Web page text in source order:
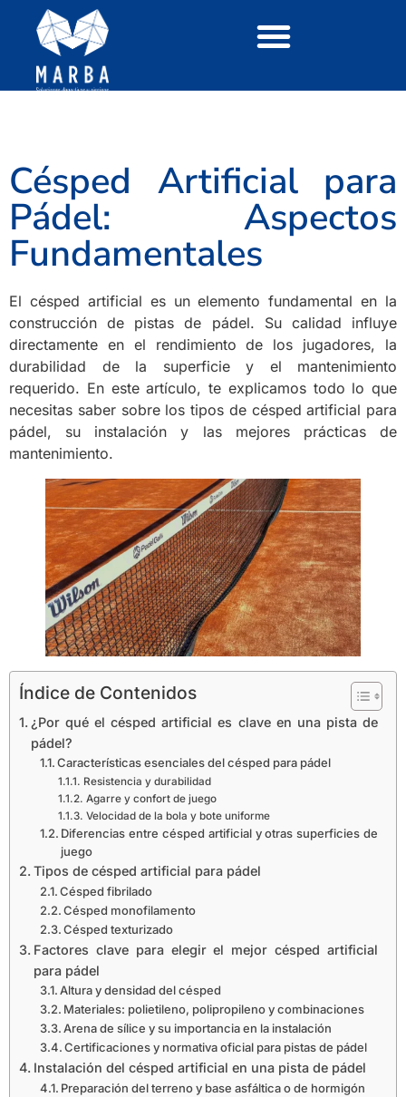
Césped Artificial para
Pádel: Aspectos
Fundamentales
El césped artificial es un elemento fundamental en la
construcción de pistas de pádel. Su calidad influye
directamente en el rendimiento de los jugadores, la
durabilidad de la superficie y el mantenimiento
requerido. En este artículo, te explicamos todo lo que
necesitas saber sobre los tipos de césped artificial para
pádel, su instalación y las mejores prácticas de
mantenimiento.
Índice de Contenidos
¿Por qué el césped artificial es clave en una pista de
pádel?
Características esenciales del césped para pádel
Resistencia y durabilidad
Agarre y confort de juego
Velocidad de la bola y bote uniforme
Diferencias entre césped artificial y otras superficies de
juego
Tipos de césped artificial para pádel
Césped fibrilado
Césped monofilamento
Césped texturizado
Factores clave para elegir el mejor césped artificial
para pádel
Altura y densidad del césped
Materiales: polietileno, polipropileno y combinaciones
Arena de sílice y su importancia en la instalación
Certificaciones y normativa oficial para pistas de pádel
Instalación del césped artificial en una pista de pádel
Preparación del terreno y base asfáltica o de hormigón